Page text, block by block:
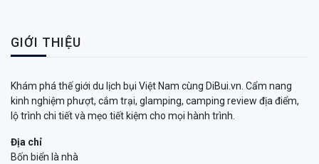
GIỚI THIỆU
Khám phá thế giới du lịch bụi Việt Nam cùng DiBui.vn. Cẩm nang
kinh nghiệm phượt, cắm trại, glamping, camping review địa điểm,
lộ trình chi tiết và mẹo tiết kiệm cho mọi hành trình.
Địa chỉ
Bốn biển là nhà